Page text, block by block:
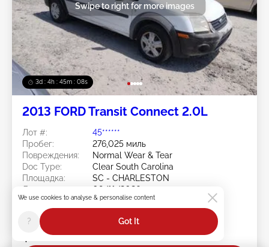
3d : 4h : 45m : 05s
Swipe to right for more images
2013 FORD Transit Connect 2.0L
Лот #:
45******
Пробег:
276,025 миль
Повреждения:
Normal Wear & Tear
Doc Type:
Clear South Carolina
Площадка:
SC - CHARLESTON
Дата торгов:
08/11/2026
Статус ставки:
You Haven't bid
Current Bid:
We use cookies to analyse & personalise content
? Got It